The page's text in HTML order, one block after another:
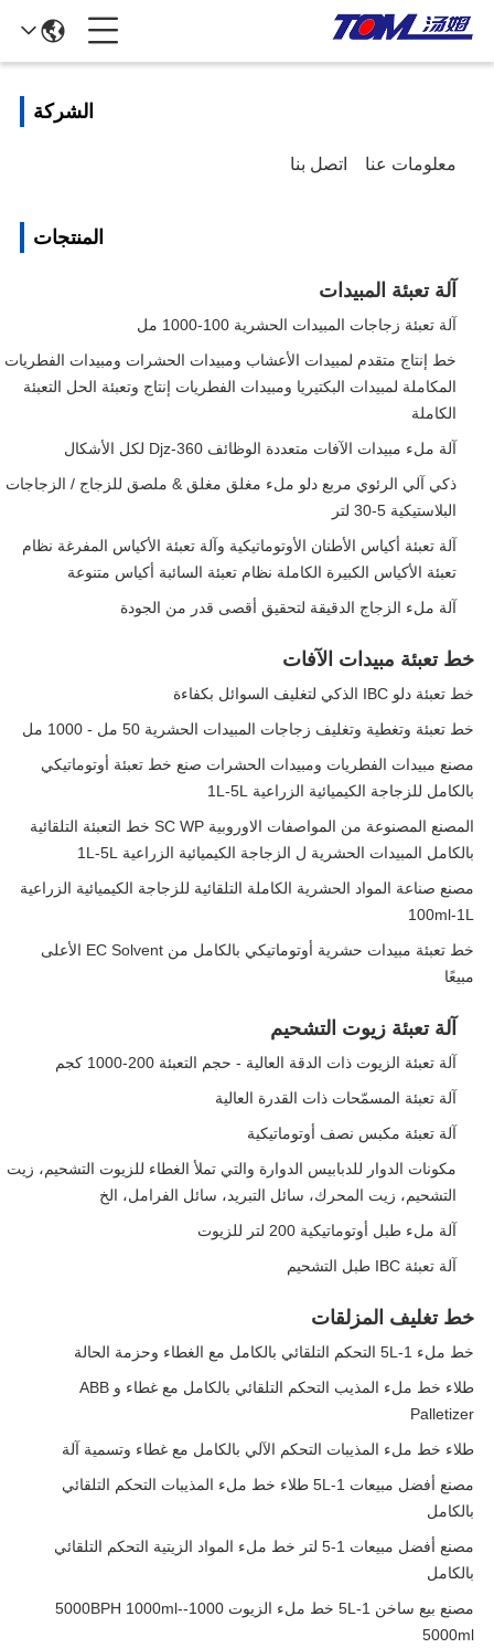
الشركة
معلومات عنا اتصل بنا
المنتجات
آلة تعبئة المبيدات
آلة تعبئة زجاجات المبيدات الحشرية 100-1000 مل
خط إنتاج متقدم لمبيدات الأعشاب ومبيدات الحشرات ومبيدات الفطريات
المكاملة لمبيدات البكتيريا ومبيدات الفطريات إنتاج وتعبئة الحل التعبئة
الكاملة
آلة ملء مبيدات الآفات متعددة الوظائف Djz-360 لكل الأشكال
ذكي آلي الرئوي مربع دلو ملء مغلق مغلق & ملصق للزجاج / الزجاجات
البلاستيكية 5-30 لتر
آلة تعبئة أكياس الأطنان الأوتوماتيكية وآلة تعبئة الأكياس المفرغة نظام
تعبئة الأكياس الكبيرة الكاملة نظام تعبئة السائبة أكياس متنوعة
آلة ملء الزجاج الدقيقة لتحقيق أقصى قدر من الجودة
خط تعبئة مبيدات الآفات
خط تعبئة دلو IBC الذكي لتغليف السوائل بكفاءة
خط تعبئة وتغطية وتغليف زجاجات المبيدات الحشرية 50 مل - 1000 مل
مصنع مبيدات الفطريات ومبيدات الحشرات صنع خط تعبئة أوتوماتيكي
بالكامل للزجاجة الكيميائية الزراعية 1L-5L
المصنع المصنوعة من المواصفات الاوروبية SC WP خط التعبئة التلقائية
بالكامل المبيدات الحشرية ل الزجاجة الكيميائية الزراعية 1L-5L
مصنع صناعة المواد الحشرية الكاملة التلقائية للزجاجة الكيميائية الزراعية
100ml-1L
خط تعبئة مبيدات حشرية أوتوماتيكي بالكامل من EC Solvent الأعلى
مبيعًا
آلة تعبئة زيوت التشحيم
آلة تعبئة الزيوت ذات الدقة العالية - حجم التعبئة 200-1000 كجم
آلة تعبئة المسمّحات ذات القدرة العالية
آلة تعبئة مكبس نصف أوتوماتيكية
مكونات الدوار للدبابيس الدوارة والتي تملأ الغطاء للزيوت التشحيم، زيت
التشحيم، زيت المحرك، سائل التبريد، سائل الفرامل، الخ
آلة ملء طبل أوتوماتيكية 200 لتر للزيوت
آلة تعبئة IBC طبل التشحيم
خط تغليف المزلقات
خط ملء 1-5L التحكم التلقائي بالكامل مع الغطاء وحزمة الحالة
طلاء خط ملء المذيب التحكم التلقائي بالكامل مع غطاء و ABB
Palletizer
طلاء خط ملء المذيبات التحكم الآلي بالكامل مع غطاء وتسمية آلة
مصنع أفضل مبيعات 1-5L طلاء خط ملء المذيبات التحكم التلقائي
بالكامل
مصنع أفضل مبيعات 1-5 لتر خط ملء المواد الزيتية التحكم التلقائي
بالكامل
مصنع بيع ساخن 1-5L خط ملء الزيوت 1000-5000BPH 1000ml-
5000ml